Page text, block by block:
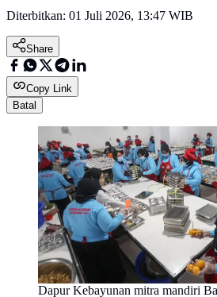
Diterbitkan: 01 Juli 2026, 13:47 WIB
Share
Copy Link
Batal
Dapur Kebayunan mitra mandiri